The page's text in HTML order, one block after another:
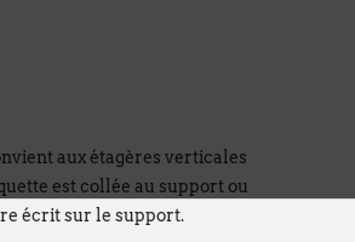
aux étagères verticales
est collée au support ou
écrit sur le support.